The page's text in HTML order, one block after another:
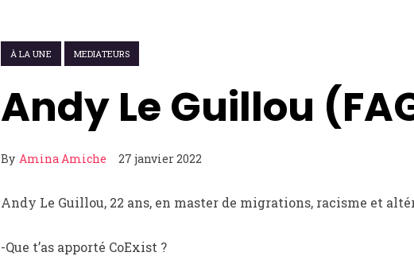
À LA UNE MEDIATEURS
Andy Le Guillou
By Amina Amiche 27 janvier 2022
Andy Le Guillou, 22 ans, en master de migrations, racisme et
-Que t’as apporté CoExist ?